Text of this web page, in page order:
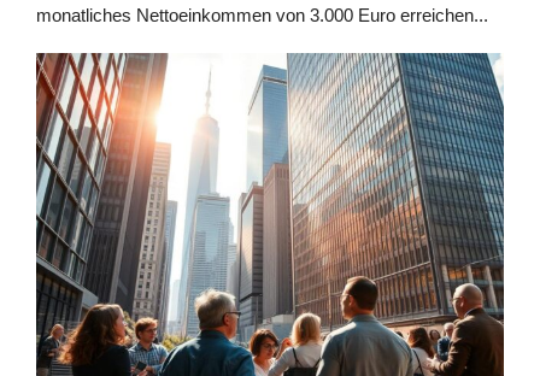
monatliches Nettoeinkommen von 3.000 Euro erreichen...